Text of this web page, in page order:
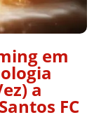
em
a
FC